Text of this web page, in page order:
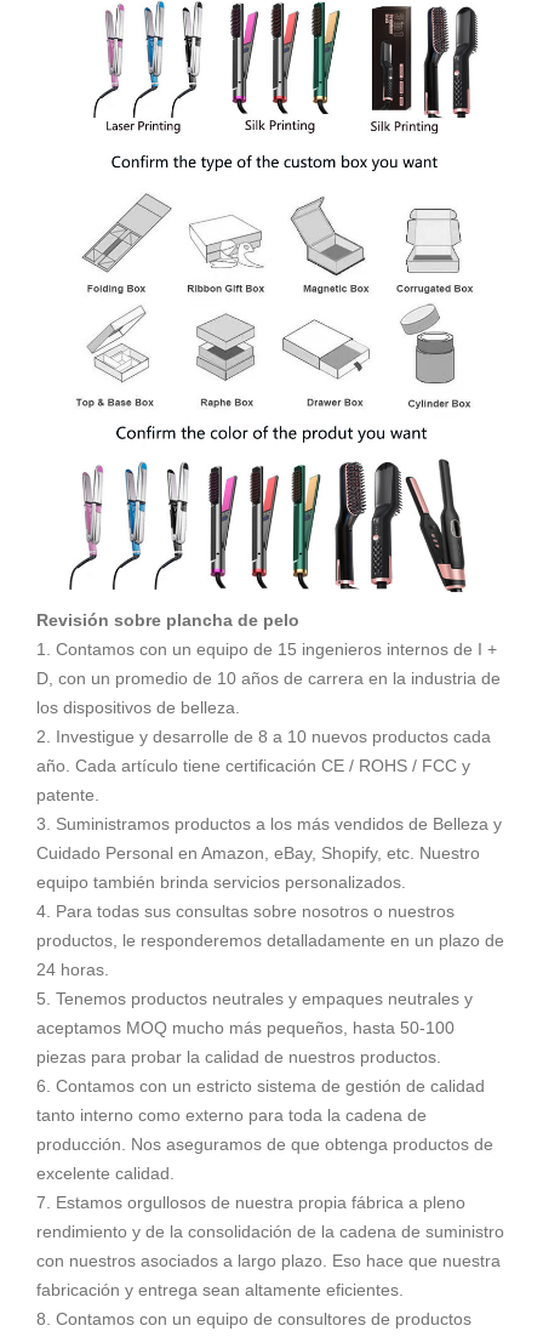
Revisión sobre plancha de pelo
1. Contamos con un equipo de 15 ingenieros internos de I +
D, con un promedio de 10 años de carrera en la industria de
los dispositivos de belleza.
2. Investigue y desarrolle de 8 a 10 nuevos productos cada
año. Cada artículo tiene certificación CE / ROHS / FCC y
patente.
3. Suministramos productos a los más vendidos de Belleza y
Cuidado Personal en Amazon, eBay, Shopify, etc. Nuestro
equipo también brinda servicios personalizados.
4. Para todas sus consultas sobre nosotros o nuestros
productos, le responderemos detalladamente en un plazo de
24 horas.
5. Tenemos productos neutrales y empaques neutrales y
aceptamos MOQ mucho más pequeños, hasta 50-100
piezas para probar la calidad de nuestros productos.
6. Contamos con un estricto sistema de gestión de calidad
tanto interno como externo para toda la cadena de
producción. Nos aseguramos de que obtenga productos de
excelente calidad.
7. Estamos orgullosos de nuestra propia fábrica a pleno
rendimiento y de la consolidación de la cadena de suministro
con nuestros asociados a largo plazo. Eso hace que nuestra
fabricación y entrega sean altamente eficientes.
8. Contamos con un equipo de consultores de productos